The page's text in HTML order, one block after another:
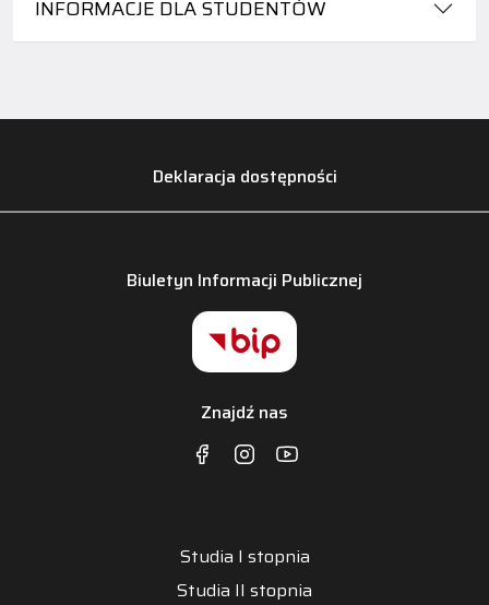
INFORMACJE DLA STUDENTÓW
Deklaracja dostępności
Biuletyn Informacji Publicznej
Znajdź nas
Studia I stopnia
Studia II stopnia